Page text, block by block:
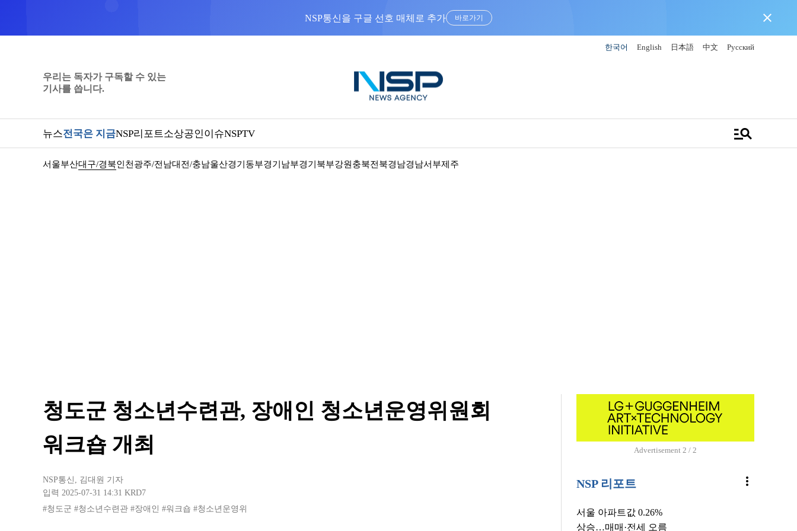
NSP통신을 구글 선호 매체로 추가 바로가기 close
한국어 English 日本語 中文 Русский
우리는 독자가 구독할 수 있는
기사를 씁니다.
뉴스전국은 지금NSP리포트소상공인이슈NSPTV manage_search
서울부산대구/경북인천 광주/전남대전/충남울산경기동부경기남부경기북부강원 충북전북경남경남서부제주
청도군 청소년수련관, 장애인 청소년운영위원회
워크숍 개최
NSP통신 , 김대원 기자
입력 2025-07-31 14:31 KRD7
#청도군 #청소년수련관 #장애인 #워크숍 #청소년운영위
Advertisement 1 / 2
NSP 리포트 more_vert
서울 아파트값 0.26%
상승…매매·전세 오름